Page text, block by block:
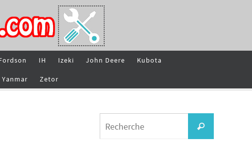
IH Izeki John Deere Kubota
Yanmar Zetor
Recherche